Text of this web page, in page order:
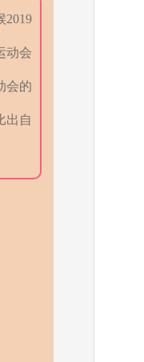
2019
动会
会的
出自